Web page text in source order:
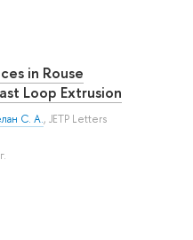
in Rouse
Loop Extrusion
С. А., JETP Letters